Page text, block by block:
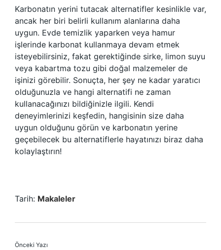
Karbonatın yerini tutacak alternatifler kesinlikle var,
ancak her biri belirli kullanım alanlarına daha
uygun. Evde temizlik yaparken veya hamur
işlerinde karbonat kullanmaya devam etmek
isteyebilirsiniz, fakat gerektiğinde sirke, limon suyu
veya kabartma tozu gibi doğal malzemeler de
işinizi görebilir. Sonuçta, her şey ne kadar yaratıcı
olduğunuzla ve hangi alternatifi ne zaman
kullanacağınızı bildiğinizle ilgili. Kendi
deneyimlerinizi keşfedin, hangisinin size daha
uygun olduğunu görün ve karbonatın yerine
geçebilecek bu alternatiflerle hayatınızı biraz daha
kolaylaştırın!
Tarih: Makaleler
Önceki Yazı